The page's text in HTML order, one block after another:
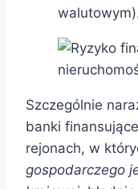
Szczególnie
banki
rejonach, w
gospodarczego